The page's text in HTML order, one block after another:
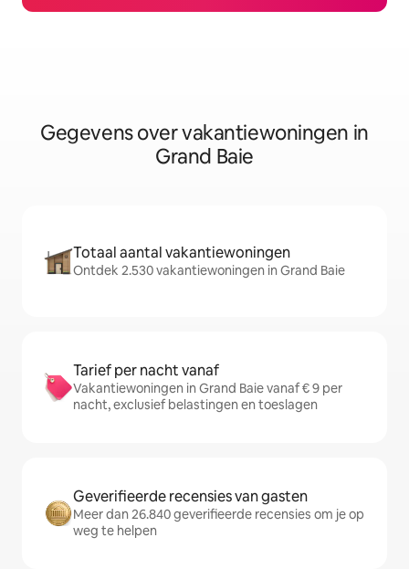
Gegevens over vakantiewoningen in
Grand Baie
Totaal aantal vakantiewoningen
Ontdek 2.530 vakantiewoningen in Grand Baie
Tarief per nacht vanaf
Vakantiewoningen in Grand Baie vanaf € 9 per
nacht, exclusief belastingen en toeslagen
Geverifieerde recensies van gasten
Meer dan 26.840 geverifieerde recensies om je op
weg te helpen